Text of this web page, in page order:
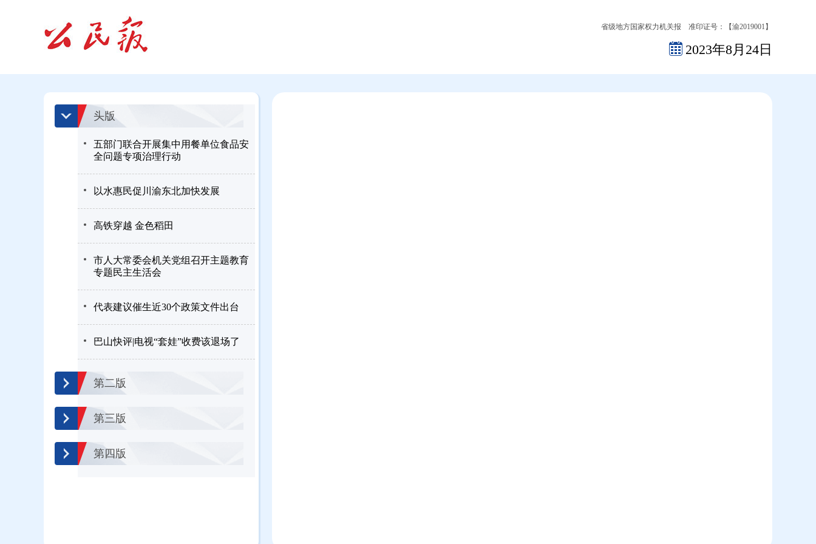
省级地方国家权力机关报 准印证号：【渝2019001】
2023年8月24日
头版
五部门联合开展集中用餐单位食品安
全问题专项治理行动
以水惠民促川渝东北加快发展
高铁穿越 金色稻田
市人大常委会机关党组召开主题教育
专题民主生活会
代表建议催生近30个政策文件出台
巴山快评|电视“套娃”收费该退场了
第二版
第三版
第四版